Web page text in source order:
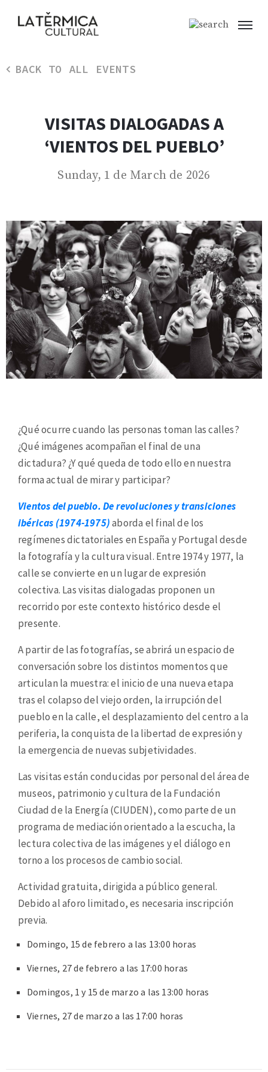
BACK TO ALL EVENTS
VISITAS DIALOGADAS A
‘VIENTOS DEL PUEBLO’
Sunday, 1 de March de 2026
¿Qué ocurre cuando las personas toman las calles?
¿Qué imágenes acompañan el final de una
dictadura? ¿Y qué queda de todo ello en nuestra
forma actual de mirar y participar?
Vientos del pueblo. De revoluciones y transiciones
ibéricas (1974-1975)aborda el final de los
regímenes dictatoriales en España y Portugal desde
la fotografía y la cultura visual. Entre 1974 y 1977, la
calle se convierte en un lugar de expresión
colectiva. Las visitas dialogadas proponen un
recorrido por este contexto histórico desde el
presente.
A partir de las fotografías, se abrirá un espacio de
conversación sobre los distintos momentos que
articulan la muestra: el inicio de una nueva etapa
tras el colapso del viejo orden, la irrupción del
pueblo en la calle, el desplazamiento del centro a la
periferia, la conquista de la libertad de expresión y
la emergencia de nuevas subjetividades.
Las visitas están conducidas porpersonal delárea de
museos, patrimonio y cultura de la Fundación
Ciudad de la Energía (CIUDEN), como parte de un
programa de mediación orientado a la escucha, la
lectura colectiva de las imágenes y el diálogo en
torno a los procesos de cambio social.
Actividad gratuita, dirigida a público general.
Debido al aforo limitado, es necesaria inscripción
previa.
Domingo, 15 de febrero a las 13:00 horas
Viernes, 27 de febrero a las 17:00 horas
Domingos, 1 y 15 de marzo a las 13:00 horas
Viernes, 27 de marzo a las 17:00 horas